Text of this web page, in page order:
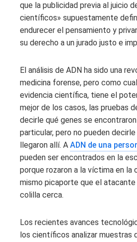
que la publicidad previa al juicio
científicos» supuestamente
endurecer el pensamiento y
su derecho a un jurado justo e
El análisis de ADN ha sido una
medicina forense, pero como
evidencia científica, tiene el
mejor de los casos, las pruebas
decirle qué genes se
particular, pero no pueden decirle
llegaron allí. A ADN de una
pueden ser encontrados en la
porque rozaron a la víctima en la
mismo picaporte que el atacante
colilla cerca.
Los recientes avances
los científicos analizar muestras